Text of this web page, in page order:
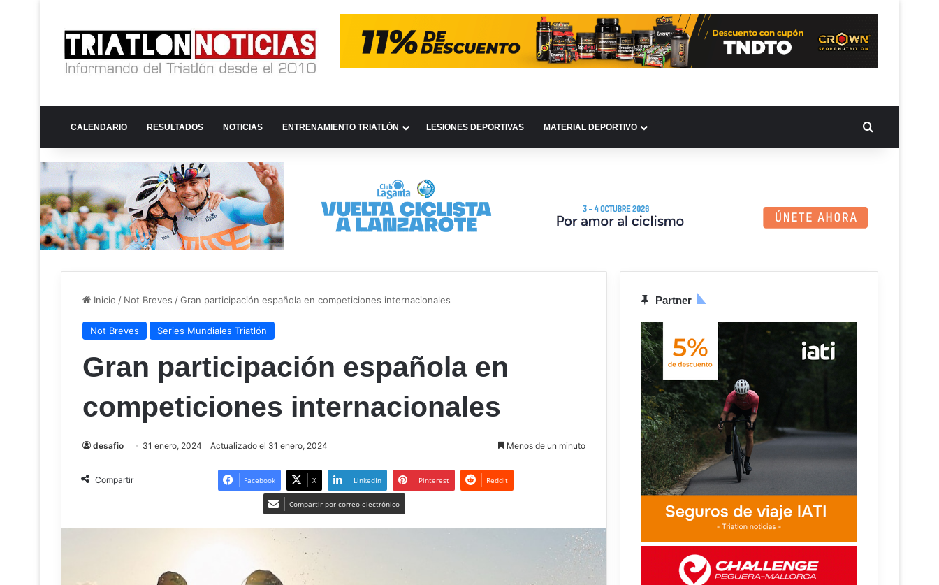
CALENDARIO RESULTADOS NOTICIAS ENTRENAMIENTO TRIATLÓN LESIONES DEPORTIVAS MATERIAL DEPORTIVO BUSCAR
Inicio / Not Breves /Gran participación española en competiciones internacionales
Not Breves Series Mundiales Triatlón
Gran participación española en
competiciones internacionales
desafio 31 enero, 2024 Actualizado el 31 enero, 2024 Menos de un minuto
Compartir Facebook X LinkedIn Pinterest Reddit
Compartir por correo electrónico
Partner